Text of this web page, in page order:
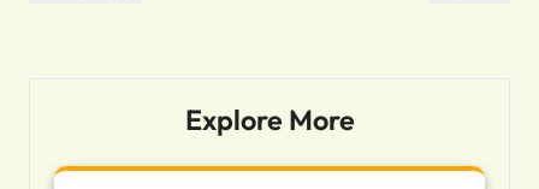
Explore More